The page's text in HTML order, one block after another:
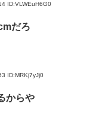
ID:VLWEuH6G0
だろ
ID:MRKj7yJj0
からや